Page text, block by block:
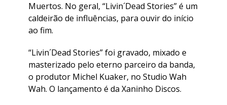
Muertos. No geral, “Livin´Dead Stories” é um
caldeirão de influências, para ouvir do início
ao fim.
“Livin´Dead Stories” foi gravado, mixado e
masterizado pelo eterno parceiro da banda,
o produtor Michel Kuaker, no Studio Wah
Wah. O lançamento é da Xaninho Discos.